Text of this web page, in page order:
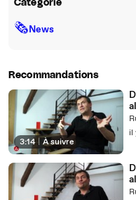
Catégorie
🗞News
Recommandations
3:14 À suivre
il